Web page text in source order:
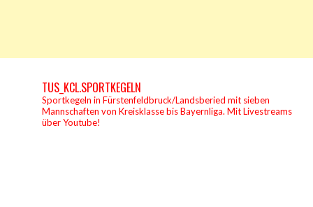
TUS_KCL.SPORTKEGELN
Sportkegeln in Fürstenfeldbruck/Landsberied mit sieben
Mannschaften von Kreisklasse bis Bayernliga. Mit Livestreams
über Youtube!